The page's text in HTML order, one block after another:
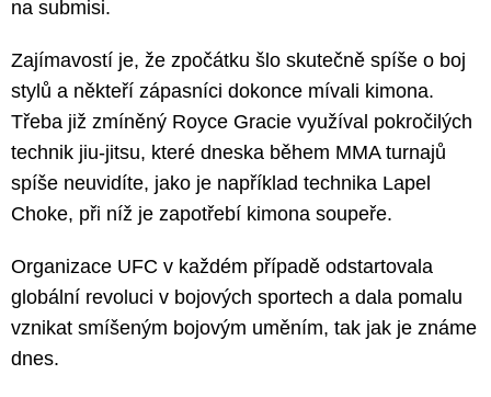
na submisi.
Zajímavostí je, že zpočátku šlo skutečně spíše o boj
stylů a někteří zápasníci dokonce mívali kimona.
Třeba již zmíněný Royce Gracie využíval pokročilých
technik jiu-jitsu, které dneska během MMA turnajů
spíše neuvidíte, jako je například technika Lapel
Choke, při níž je zapotřebí kimona soupeře.
Organizace UFC v každém případě odstartovala
globální revoluci v bojových sportech a dala pomalu
vznikat smíšeným bojovým uměním, tak jak je známe
dnes.